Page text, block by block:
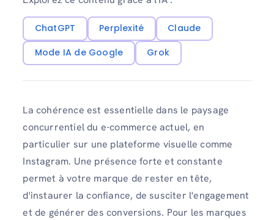
ChatGPT Perplexité
Claude
Mode IA de Google
Grok
La cohérence est essentielle dans le paysage
concurrentiel du e-commerce actuel, en
particulier sur une plateforme visuelle comme
Instagram. Une présence forte et constante
permet à votre marque de rester en tête,
d'instaurer la confiance, de susciter l'engagement
et de générer des conversions. Pour les marques